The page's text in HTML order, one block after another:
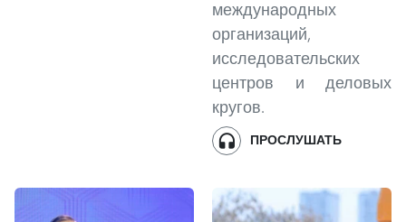
международных
организаций,
исследовательских
центров и деловых
кругов.
ПРОСЛУШАТЬ